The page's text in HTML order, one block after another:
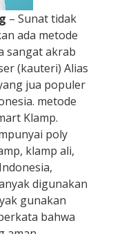
– Sunat tidak
ada metode
sangat akrab
(kauteri) Alias
jua populer
metode
Klamp.
poly
klamp ali,
digunakan
gunakan
bahwa